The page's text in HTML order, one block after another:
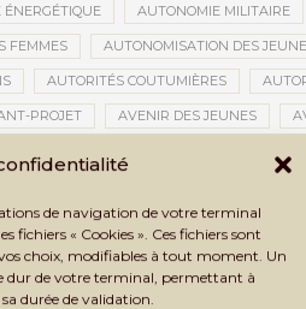
de navigation de votre terminal
fichiers « Cookies ». Ces fichiers sont
choix, modifiables à tout moment. Un
dur de votre terminal, permettant à
durée de validation.
AUTONOMIE MILITAIRE
FEMMES AUTONOMISATION DES
AUTORITÉS COUTUMIÈRES
PROJET AVENIR DES JEUNES
2026 BAMAKO SÉCURITÉ
BANGUI BANQUE
DE DÉVELOPPEMENT